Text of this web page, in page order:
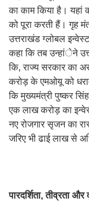
का काम किया है। यहां
को पूरा करती हैं। गृह
उत्तराखंड ग्लोबल
कहा कि तब उन्हांेने
कि, राज्य सरकार का
करोड़ के एमओयू को
कि मुख्यमंत्री पुष्कर
एक लाख करोड़ का
नए रोजगार सृजन का
जरिए भी ढाई लाख से
पारदर्शिता, तीव्रता और